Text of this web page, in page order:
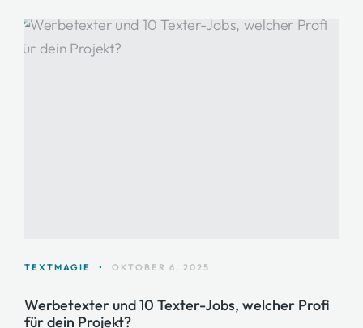
TEXTMAGIE • OKTOBER 6, 2025
Werbetexter und 10 Texter-Jobs, welcher Profi
für dein Projekt?